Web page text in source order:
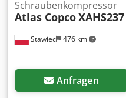
Stawiec 476 km
Schraubenkompressor
Atlas CopcoXAHS237
Anfragen